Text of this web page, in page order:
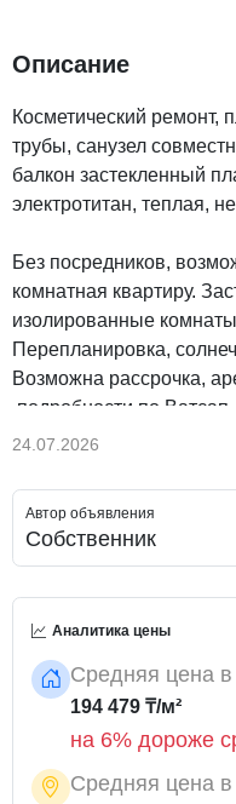
Описание
Косметический ремонт,
трубы, санузел
балкон застекленный
электротитан, теплая,
Без посредников,
комнатная квартиру.
изолированные
Перепланировка,
Возможна рассрочка,
.подробности по
застекленный балкон
24.07.2026
Автор объявления
Собственник
Аналитика цены
Средняя цена
194 479 ₸/м²
на 6% дороже
Средняя цена